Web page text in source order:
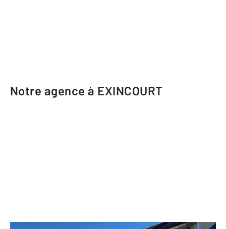
Notre agence à EXINCOURT